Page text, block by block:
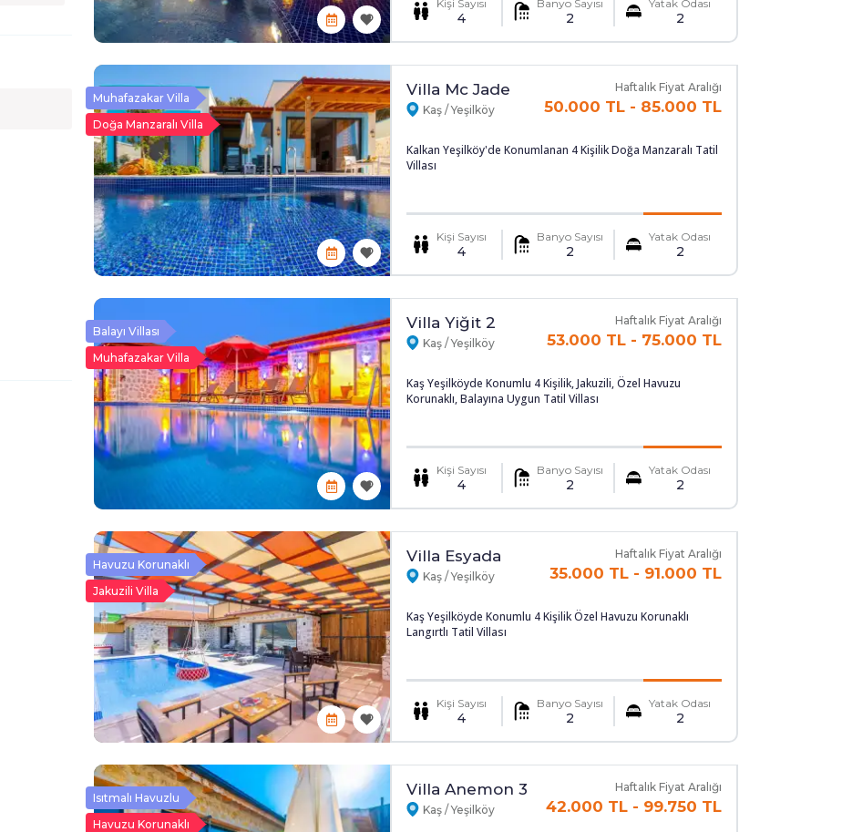
Kişi Sayısı
4
Banyo Sayısı
2
Yatak Odası
2
Muhafazakar Villa
Doğa Manzaralı Villa
Villa Mc Jade
Kaş / Yeşilköy
Haftalık Fiyat Aralığı
50.000 TL - 85.000 TL
Kalkan Yeşilköy'de Konumlanan 4 Kişilik Doğa Manzaralı Tatil
Villası
Kişi Sayısı
4
Banyo Sayısı
2
Yatak Odası
2
Balayı Villası
Muhafazakar Villa
Villa Yiğit 2
Kaş / Yeşilköy
Haftalık Fiyat Aralığı
53.000 TL - 75.000 TL
Kaş Yeşilköyde Konumlu 4 Kişilik, Jakuzili, Özel Havuzu
Korunaklı, Balayına Uygun Tatil Villası
Kişi Sayısı
4
Banyo Sayısı
2
Yatak Odası
2
Havuzu Korunaklı
Jakuzili Villa
Villa Esyada
Kaş / Yeşilköy
Haftalık Fiyat Aralığı
35.000 TL - 91.000 TL
Kaş Yeşilköyde Konumlu 4 Kişilik Özel Havuzu Korunaklı
Langırtlı Tatil Villası
Kişi Sayısı
4
Banyo Sayısı
2
Yatak Odası
2
Isıtmalı Havuzlu
Havuzu Korunaklı
Villa Anemon 3
Kaş / Yeşilköy
Haftalık Fiyat Aralığı
42.000 TL - 99.750 TL